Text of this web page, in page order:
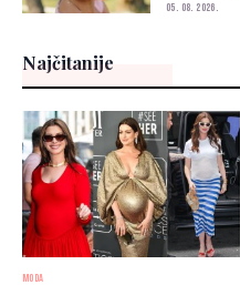
05. 08. 2026.
Najčitanije
MODA